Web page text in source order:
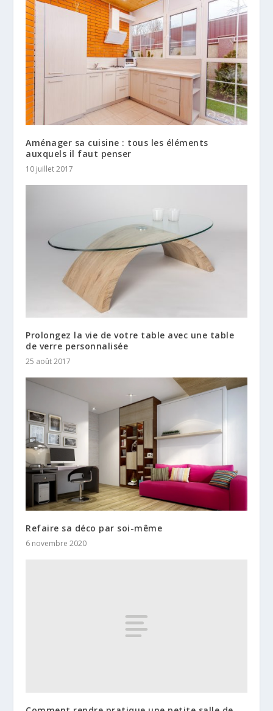
Aménager sa cuisine : tous les éléments
auxquels il faut penser
10 juillet 2017
Prolongez la vie de votre table avec une table
de verre personnalisée
25 août 2017
Refaire sa déco par soi-même
6 novembre 2020